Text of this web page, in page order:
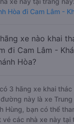
Hòa đi Cam Lâm -
xe nào khai
đi Cam Lâm -
Hòa?
3 hãng xe khai
này là xe
Hùng, bạn có thể
các nhà xe này tại